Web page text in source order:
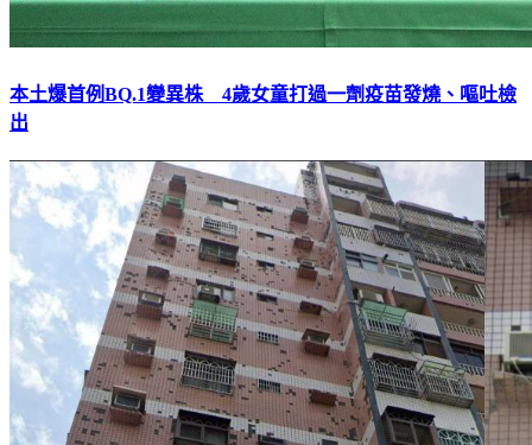
本土爆首例BQ.1變異株 4歲女童打過一劑疫苗發燒、嘔吐檢
出